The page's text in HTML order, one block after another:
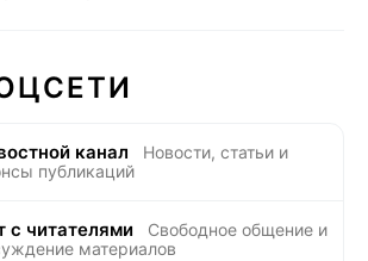
канал
Новости, статьи и
публикаций
с читателями
Свободное общение и
материалов